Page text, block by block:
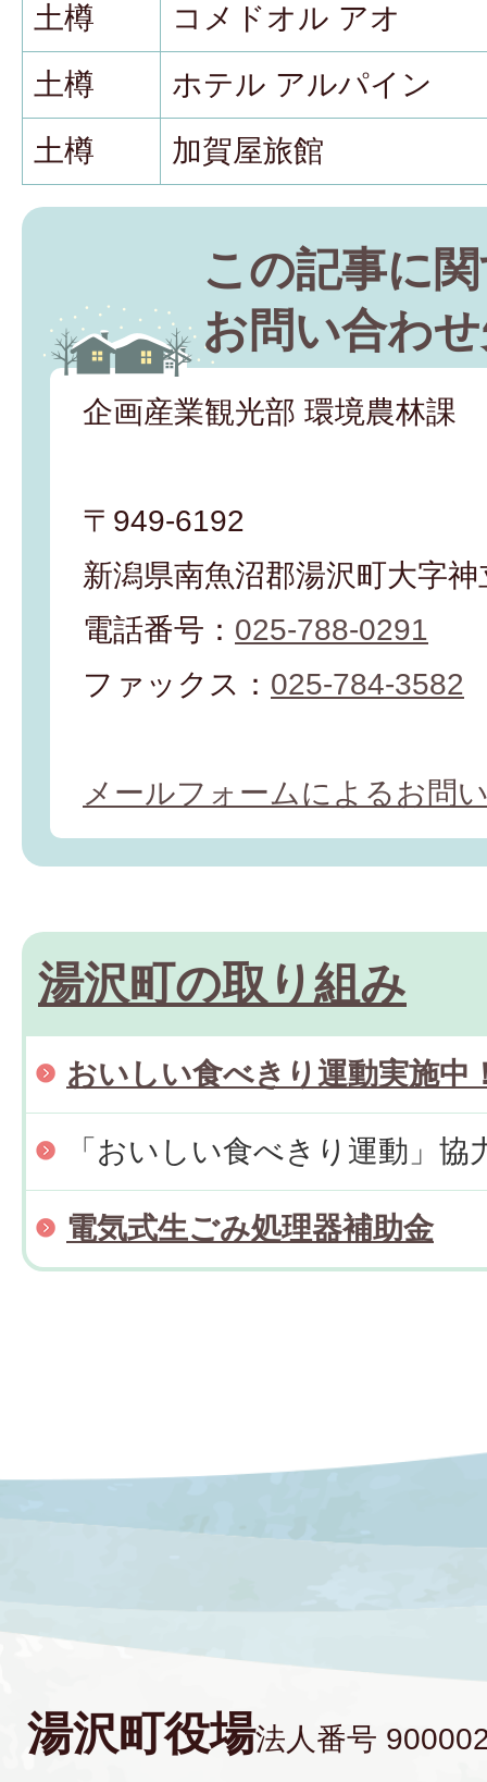
土樽
コメドオル アオ
土樽
ホテル アルパイン
土樽
加賀屋旅館
この記事に
お問い合わ
企画産業観光部 環境農林課
〒949-6192
新潟県南魚沼郡湯沢町大字
電話番号： 025-788-0291
ファックス： 025-784-3582
メールフォームによるお問
湯沢町の取り組み
おいしい食べきり運動実施中
「おいしい食べきり運動」協
電気式生ごみ処理器補助金
湯沢町役場法人番号